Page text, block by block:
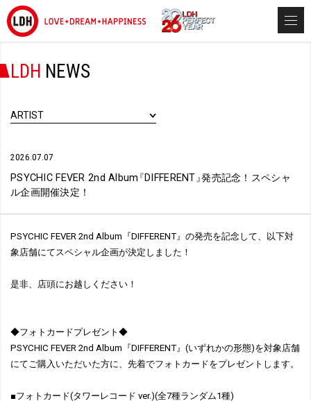
LDH NEWS
ARTIST
2026.07.07
PSYCHIC FEVER 2nd Album『DIFFERENT』発売記念！スペシャ
ル企画開催決定！
PSYCHIC FEVER 2nd Album『DIFFERENT』の発売を記念して、以下対
象店舗にてスペシャル企画が決定しました！
是非、店頭にお越しください！
◆フォトカードプレゼント◆
PSYCHIC FEVER 2nd Album『DIFFERENT』(いずれかの形態)を対象店舗
にてご購入いただいた方に、先着でフォトカードをプレゼントします。
■フォトカード(タワーレコード ver.)(全7種ランダム1種)